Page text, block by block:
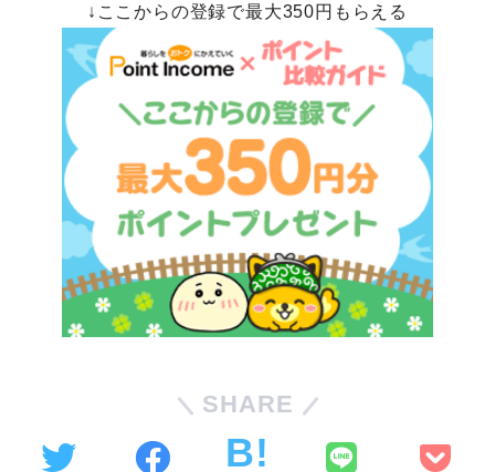
↓ここからの登録で最大350円もらえる
SHARE